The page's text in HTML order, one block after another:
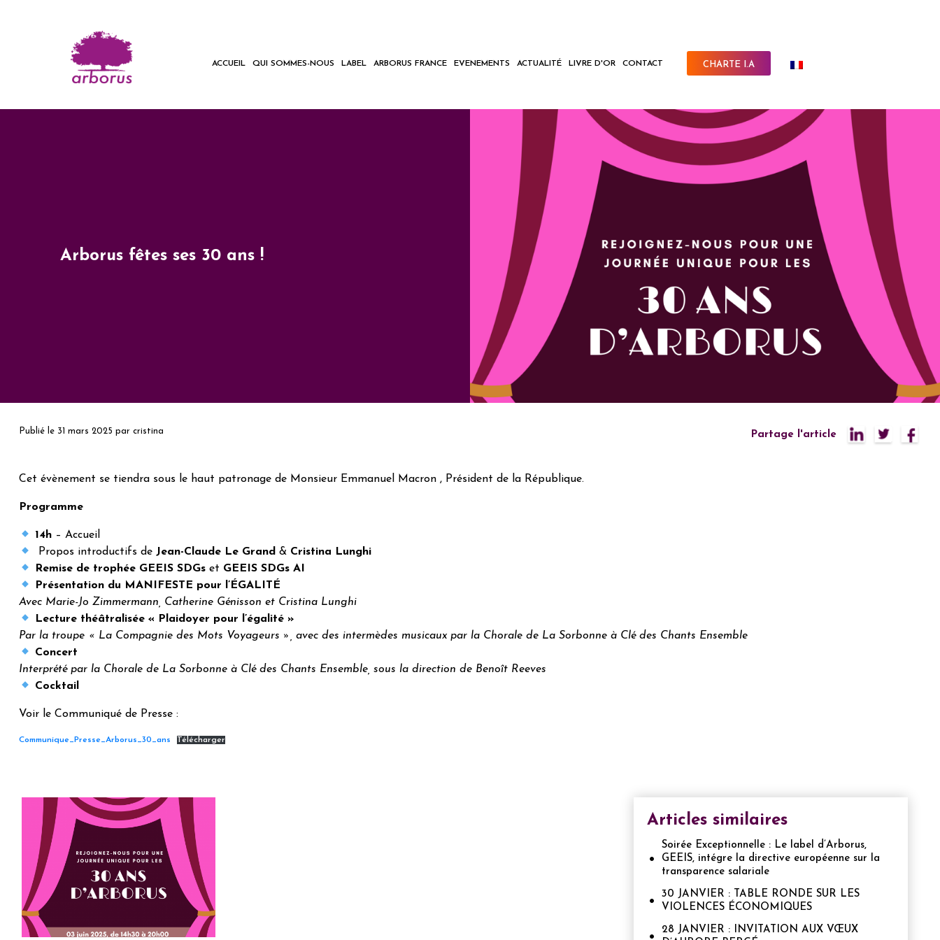
ACCUEIL QUI SOMMES-NOUS LABEL ARBORUS FRANCE EVENEMENTS ACTUALITÉ LIVRE D'OR CONTACT CHARTE I.A
Arborus fêtes ses 30 ans !
Publié le 31 mars 2025 par cristina Partage l'article
Cet évènement se tiendra sous le haut patronage de Monsieur Emmanuel Macron , Président de la République.
Programme
14h – Accueil
Propos introductifs de Jean-Claude Le Grand & Cristina Lunghi
Remise de trophée GEEIS SDGs et GEEIS SDGs AI
Présentation du MANIFESTE pour l’ÉGALITÉ
Avec Marie-Jo Zimmermann, Catherine Génisson et Cristina Lunghi
Lecture théâtralisée « Plaidoyer pour l’égalité »
Par la troupe « La Compagnie des Mots Voyageurs », avec des intermèdes musicaux par la Chorale de La Sorbonne à Clé des Chants Ensemble
Concert
Interprété par la Chorale de La Sorbonne à Clé des Chants Ensemble, sous la direction de Benoît Reeves
Cocktail
Voir le Communiqué de Presse :
Communique_Presse_Arborus_30_ans Télécharger
Articles similaires
Soirée Exceptionnelle : Le label d’Arborus,
GEEIS, intégre la directive européenne sur la
transparence salariale
30 JANVIER : TABLE RONDE SUR LES
VIOLENCES ÉCONOMIQUES
28 JANVIER : INVITATION AUX VŒUX